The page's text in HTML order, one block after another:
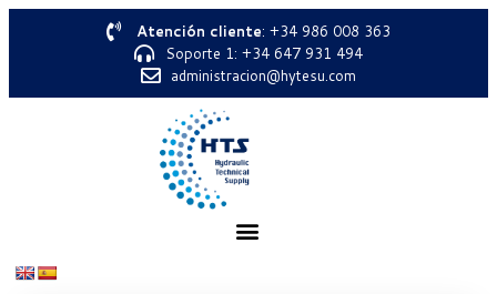
Atención cliente: +34 986 008 363
Soporte 1: +34 647 931 494
administracion@hytesu.com